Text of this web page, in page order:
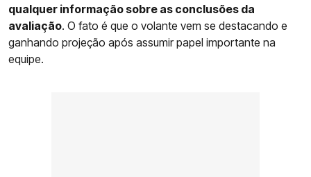
qualquer informação sobre as conclusões da
avaliação. O fato é que o volante vem se destacando e
ganhando projeção após assumir papel importante na
equipe.